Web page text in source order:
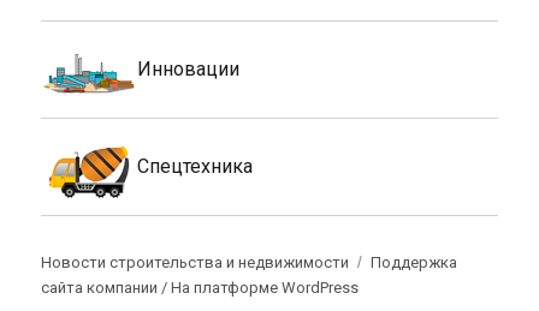
Инновации
Спецтехника
Новости строительства и недвижимости
Поддержка
сайта компании /На платформе WordPress